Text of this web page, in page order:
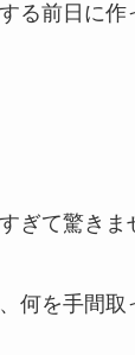
る前日に作
ぎて驚きま
何を手間取